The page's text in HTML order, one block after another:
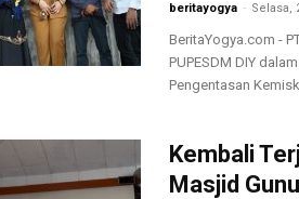
beritayogya - Selasa,
BeritaYogya.com -
PUPESDM DIY
Pengentasan
Kembali
Masjid